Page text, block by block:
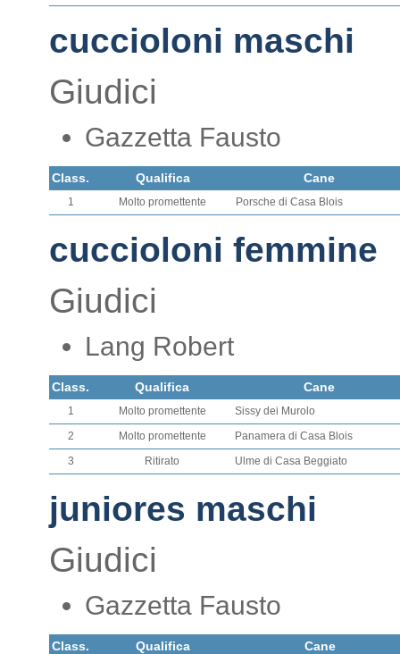
cuccioloni maschi
Giudici
Gazzetta Fausto
Class. Qualifica Cane
1 Molto promettente Porsche di Casa Blois
cuccioloni femmine
Giudici
Lang Robert
Class. Qualifica Cane
1 Molto promettente
Sissy dei Murolo
2
Molto promettente
Panamera di Casa Blois
3
Ritirato Ulme di Casa Beggiato
juniores maschi
Giudici
Gazzetta Fausto
Class. Qualifica Cane